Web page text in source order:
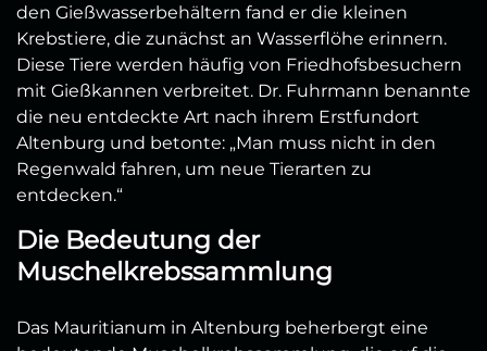
den Gießwasserbehältern fand er die kleinen
Krebstiere, die zunächst an Wasserflöhe erinnern.
Diese Tiere werden häufig von Friedhofsbesuchern
mit Gießkannen verbreitet. Dr. Fuhrmann benannte
die neu entdeckte Art nach ihrem Erstfundort
Altenburg und betonte: „Man muss nicht in den
Regenwald fahren, um neue Tierarten zu
entdecken.“
Die Bedeutung der
Muschelkrebssammlung
Das Mauritianum in Altenburg beherbergt eine